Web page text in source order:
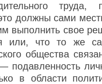
должны сами
выполнить свое
или, что то же
общества
подавленность
в области